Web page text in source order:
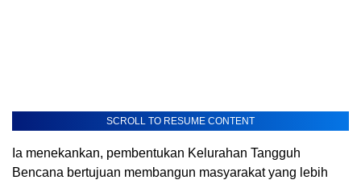
SCROLL TO RESUME CONTENT
Ia menekankan, pembentukan Kelurahan Tangguh
Bencana bertujuan membangun masyarakat yang lebih